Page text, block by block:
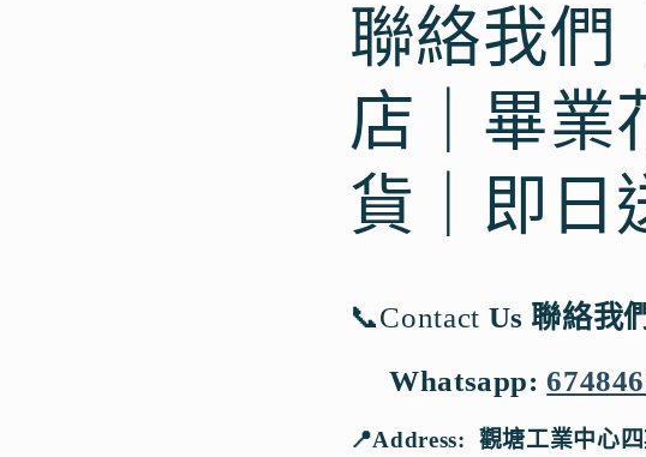
聯絡我們
店｜畢業
貨｜即日
📞Contact Us 聯絡我
Whatsapp:
📍Address: 觀塘工業中心